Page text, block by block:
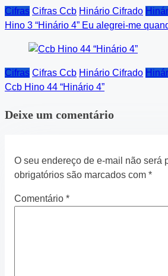
Cifras Cifras Ccb Hinário Cifrado
Hino 3 “Hinário 4” Eu alegrei-me
Cifras Cifras Ccb Hinário Cifrado
Ccb Hino 44 “Hinário 4”
Deixe um comentário
O seu endereço de e-mail não será
obrigatórios são marcados com *
Comentário *